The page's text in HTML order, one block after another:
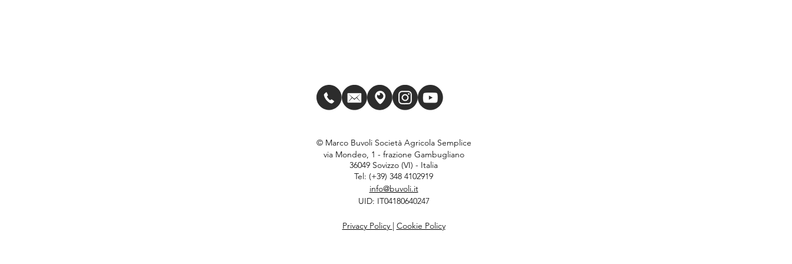
© Marco Buvoli Società Agricola Semplice
via Mondeo, 1 - frazione Gambugliano
36049 Sovizzo (VI) - Italia
Tel: (+39) 348 4102919
info@buvoli.it
UID: IT04180640247
Privacy Policy | Cookie Policy